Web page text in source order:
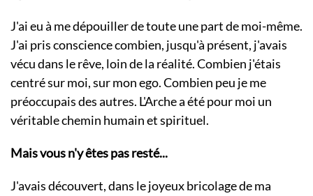
J'ai eu à me dépouiller de toute une part de moi-même.
J'ai pris conscience combien, jusqu'à présent, j'avais
vécu dans le rêve, loin de la réalité. Combien j'étais
centré sur moi, sur mon ego. Combien peu je me
préoccupais des autres. L'Arche a été pour moi un
véritable chemin humain et spirituel.
Mais vous n'y êtes pas resté...
J'avais découvert, dans le joyeux bricolage de ma